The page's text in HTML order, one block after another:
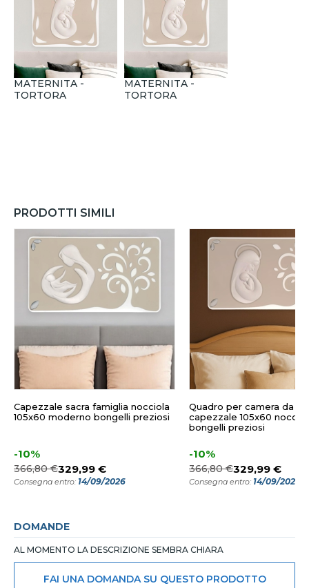
MATERNITA -
TORTORA
MATERNITA -
TORTORA
PRODOTTI SIMILI
Capezzale sacra famiglia nocciola
105x60 moderno bongelli preziosi
-10%
366,80 €329,99 €
Consegna entro: 14/09/2026
Quadro per camera da
capezzale 105x60
bongelli preziosi
-10%
366,80 €329,99 €
Consegna entro: 14/09/2026
DOMANDE
AL MOMENTO LA DESCRIZIONE SEMBRA CHIARA
FAI UNA DOMANDA SU QUESTO PRODOTTO